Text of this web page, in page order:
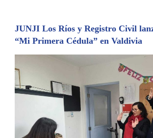
JUNJI Los Ríos y Registro Civil
“Mi Primera Cédula” en Valdivia